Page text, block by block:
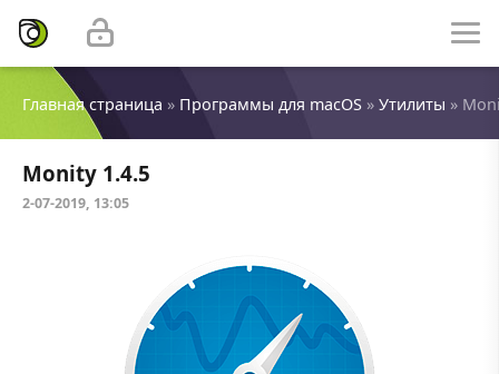
Главная страница » Программы для macOS » Утилиты »
Monity 1.4.5
2-07-2019, 13:05